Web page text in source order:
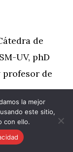
de
UV, phD
de
la mejor
este sitio,
con ello.